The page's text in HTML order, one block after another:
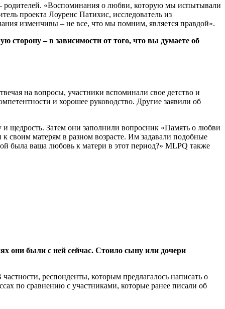
родителей. «Воспоминания о любви, которую мы испытывали
проекта Лоуренс Патихис, исследователь из
изменчивы – не все, что мы помним, является правдой».
– в зависимости от того, что вы думаете об
на вопросы, участники вспоминали свое детство и
и хорошее руководство. Другие заявили об
и щедрость. Затем они заполнили вопросник «Память о любви
своим матерям в разном возрасте. Им задавали подобные
была ваша любовь к матери в этот период?» MLPQ также
они были с ней сейчас. Стоило сыну или дочери
респонденты, которым предлагалось написать о
по сравнению с участниками, которые ранее писали об